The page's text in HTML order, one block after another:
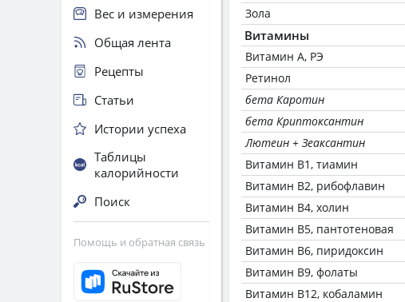
Зола
Витамины
Витамин А, РЭ
Ретинол
бета Каротин
бета Криптоксантин
Лютеин + Зеаксантин
Витамин В1, тиамин
Витамин В2, рибофлавин
Витамин В4, холин
Витамин В5, пантотеновая
Витамин В6, пиридоксин
Витамин В9, фолаты
Витамин В12, кобаламин
Вес и измерения
Общая лента
Рецепты
Статьи
Истории успеха
Таблицы
калорийности
Поиск
Помощь и обратная связь